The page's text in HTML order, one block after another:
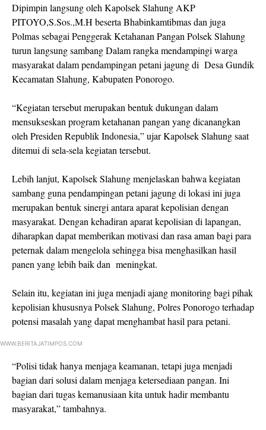
Dipimpin langsung oleh Kapolsek Slahung AKP
PITOYO,S.Sos.,M.H beserta Bhabinkamtibmas dan juga
Polmas sebagai Penggerak Ketahanan Pangan Polsek Slahung
turun langsung sambang Dalam rangka mendampingi warga
masyarakat dalam pendampingan petani jagung di Desa Gundik
Kecamatan Slahung, Kabupaten Ponorogo.
“Kegiatan tersebut merupakan bentuk dukungan dalam
mensukseskan program ketahanan pangan yang dicanangkan
oleh Presiden Republik Indonesia,” ujar Kapolsek Slahung saat
ditemui di sela-sela kegiatan tersebut.
Lebih lanjut, Kapolsek Slahung menjelaskan bahwa kegiatan
sambang guna pendampingan petani jagung di lokasi ini juga
merupakan bentuk sinergi antara aparat kepolisian dengan
masyarakat. Dengan kehadiran aparat kepolisian di lapangan,
diharapkan dapat memberikan motivasi dan rasa aman bagi para
peternak dalam mengelola sehingga bisa menghasilkan hasil
panen yang lebih baik dan meningkat.
Selain itu, kegiatan ini juga menjadi ajang monitoring bagi pihak
kepolisian khususnya Polsek Slahung, Polres Ponorogo terhadap
potensi masalah yang dapat menghambat hasil para petani.
WWW.BERITAJATIMPOS.COM
“Polisi tidak hanya menjaga keamanan, tetapi juga menjadi
bagian dari solusi dalam menjaga ketersediaan pangan. Ini
bagian dari tugas kemanusiaan kita untuk hadir membantu
masyarakat,” tambahnya.